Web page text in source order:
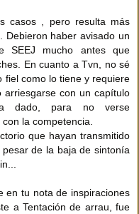
casos , pero resulta más
Debieron haber avisado un
SEEJ mucho antes que
En cuanto a Tvn, no sé
fiel como lo tiene y requiere
con un capítulo
dado, para no verse
la competencia.
que hayan transmitido
de la baja de sintonía
en tu nota de inspiraciones
a Tentación de arrau, fue